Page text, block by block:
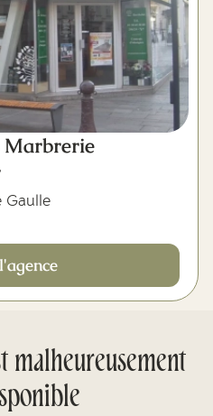
Marbrerie
Gaulle
malheureusement